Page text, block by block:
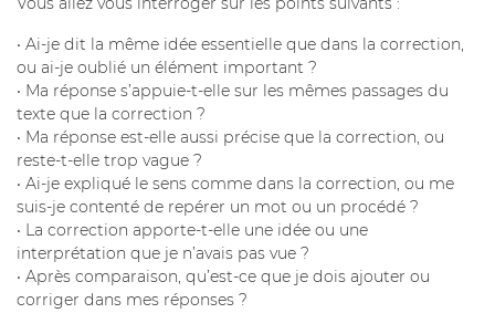
• Ai-je dit la même idée essentielle que dans la correction,
ou ai-je oublié un élément important ?
• Ma réponse s’appuie-t-elle sur les mêmes passages du
texte que la correction ?
• Ma réponse est-elle aussi précise que la correction, ou
reste-t-elle trop vague ?
• Ai-je expliqué le sens comme dans la correction, ou me
suis-je contenté de repérer un mot ou un procédé ?
• La correction apporte-t-elle une idée ou une
interprétation que je n’avais pas vue ?
• Après comparaison, qu’est-ce que je dois ajouter ou
corriger dans mes réponses ?